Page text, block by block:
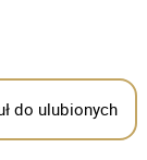
do ulubionych